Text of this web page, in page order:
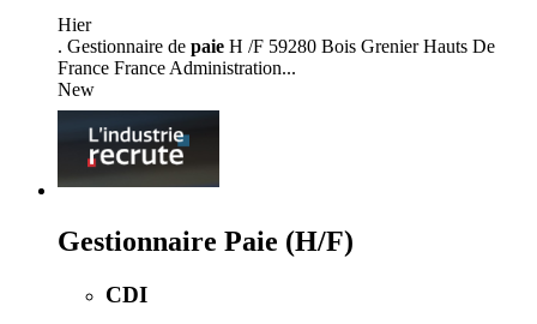
Hier
. Gestionnaire de paie H /F 59280 Bois Grenier Hauts De
France France Administration...
New
Gestionnaire Paie (H/F)
CDI